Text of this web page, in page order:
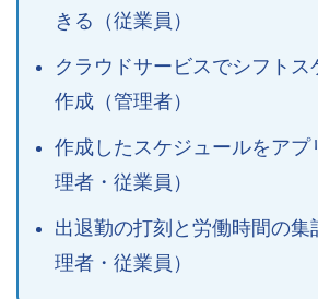
きる（従業員）
クラウドサービスでシフトス
作成（管理者）
作成したスケジュールをアプ
理者・従業員）
出退勤の打刻と労働時間の集
理者・従業員）